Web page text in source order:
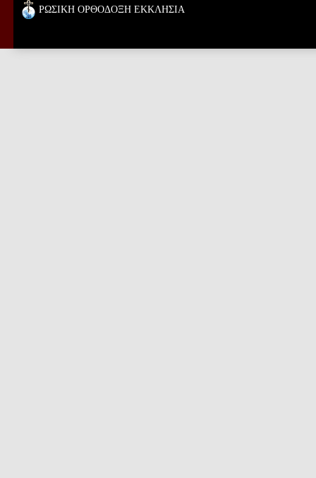
ΡΩΣΙΚΗ ΟΡΘΟΔΟΞΗ ΕΚΚΛΗΣΙΑ